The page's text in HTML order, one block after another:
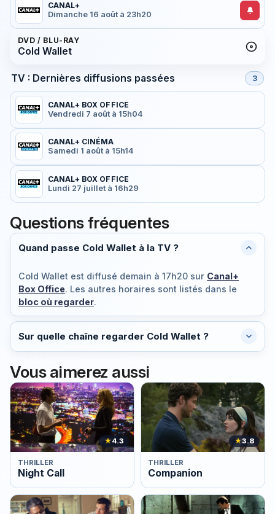
CANAL+
Dimanche 16 août à 23h20
DVD / BLU-RAY
Cold Wallet
TV : Dernières diffusions passées 3
CANAL+ BOX OFFICE
Vendredi 7 août à 15h04
CANAL+ CINÉMA
Samedi 1 août à 15h14
CANAL+ BOX OFFICE
Lundi 27 juillet à 16h29
Questions fréquentes
Quand passe Cold Wallet à la TV ?
Cold Wallet est diffusé demain à 17h20 sur Canal+
Box Office. Les autres horaires sont listés dans le
bloc où regarder.
Sur quelle chaîne regarder Cold Wallet ?
Vous aimerez aussi
★4.3
THRILLER
Night Call
★3.8
THRILLER
Companion